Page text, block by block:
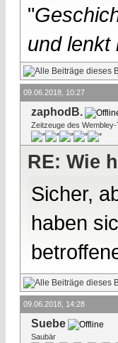
"
und lenkt
09.06.2018, 10:27
zaphodB.
Zeitzeuge des Wembley-
RE: Wie
Sicher,
haben
09.06.2018, 14:28
Suebe
Saubär